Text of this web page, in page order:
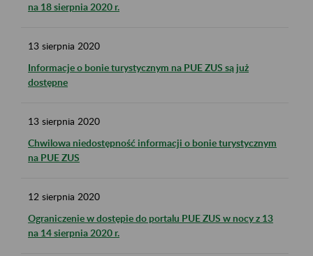
na 18 sierpnia 2020 r.
13 sierpnia 2020
Informacje o bonie turystycznym na PUE ZUS są już
dostępne
13 sierpnia 2020
Chwilowa niedostępność informacji o bonie turystycznym
na PUE ZUS
12 sierpnia 2020
Ograniczenie w dostępie do portalu PUE ZUS w nocy z 13
na 14 sierpnia 2020 r.